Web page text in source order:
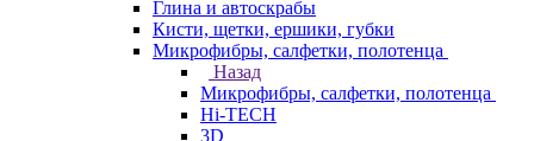
Глина и автоскрабы
Кисти, щетки, ершики, губки
Микрофибры, салфетки, полотенца
Назад
Микрофибры, салфетки, полотенца
Hi-TECH
3D